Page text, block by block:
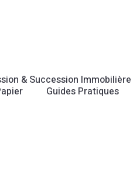
& Succession Immobilière
Guides Pratiques